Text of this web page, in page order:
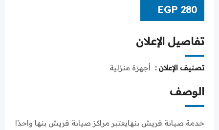
EGP 280
تفاصيل الإعلان
تصنيف الإعلان : أجهزة منزلية
الوصف
خدمة صيانة فريش بنهايعتبر مراكز صيانة فريش بنها واحدًا